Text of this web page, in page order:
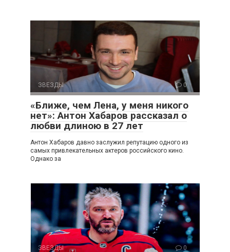
ЗВЕЗДЫ 0
«Ближе, чем Лена, у меня никого
нет»: Антон Хабаров рассказал о
любви длиною в 27 лет
Антон Хабаров давно заслужил репутацию одного из
самых привлекательных актеров российского кино.
Однако за
ЗВЕЗДЫ 0